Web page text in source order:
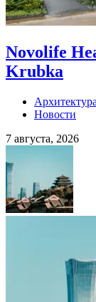
Novolife
Krubka
Архитектура
Новости
7 августа, 2026